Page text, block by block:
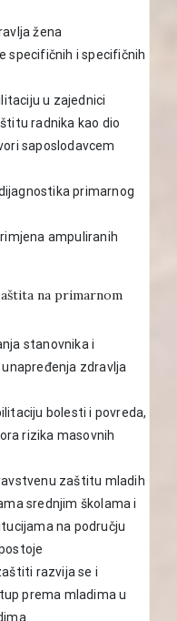
žena
specifičnih i specifičnih
u zajednici
radnika kao dio
saposlodavcem
primarnog
ampuliranih
na primarnom
stanovnika i
zdravlja
bolesti i povreda,
rizika masovnih
zaštitu mladih
srednjim školama i
na području
razvija se i
prema mladima u